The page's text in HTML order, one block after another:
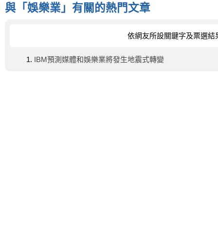
與「娛樂業」有關的熱門文章
依網友所設關鍵字及票選結
IBM預測媒體和娛樂業將發生地震式轉變